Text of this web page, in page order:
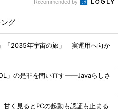
Recommended by
グ
「2035年宇宙の旅」 実運用へ向か
」の是非を問い直す――Javaらしさ
く見るとPCの起動も認証も止まる